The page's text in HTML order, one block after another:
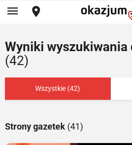
Wyniki wyszukiwania
(42)
Wszystkie (42)
Strony gazetek (41)